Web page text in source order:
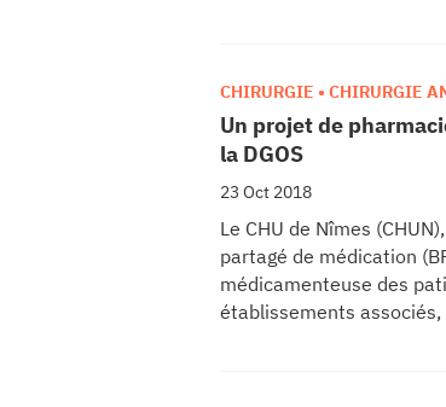
Un projet de
la DGOS
23 Oct 2018
CHIRURGIE • CHIRURGIE
INNOVATION , RECHERCHE
Le CHU de Nîmes
partagé de médication
médicamenteuse des
établissements